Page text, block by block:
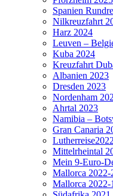
Spanien
Nilkreuzfahrt
Harz 2024
Leuven –
Kuba 2024
Kreuzfahrt
Albanien 2023
Dresden 2023
Nordenham
Ahrtal 2023
Namibia –
Gran Canaria
Lutherreise2022
Mittelrheintal
Mein 9-Euro-
Mallorca 2022-
Mallorca 2022-1